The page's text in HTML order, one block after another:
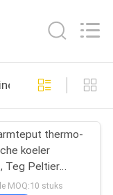
fabricage
thermo-
koeler
Teg Peltier
MOQ:10 stuks